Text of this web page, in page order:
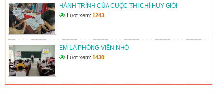
(12/06/2026)
LIÊN ĐỘI TRƯỜNG TH&THCS TÂN THUẬN 1 TỔ CHỨC
HOẠT ĐỘNG VIẾT THƯ CHÀO MỪNG ĐẠI HỘI ĐOÀN CÁC
CẤP
(12/06/2026)
HÀNH TRÌNH CỦA CUỘC THI CHỈ HUY GIỎI
Lượt xem: 1243
EM LÀ PHÓNG VIÊN NHỎ
Lượt xem: 1430